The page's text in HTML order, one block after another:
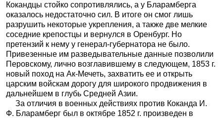
Кокандцы стойко сопротивлялись, а у Бларамберга
оказалось недостаточно сил. В итоге он смог лишь
разрушить некоторые укрепления, а также две мелкие
соседние крепостцы и вернулся в Оренбург. Но
претензий к нему у генерал-губернатора не было.
Привезенные им разведывательные данные позволили
Перовскому, лично возглавившему в следующем, 1853 г.
новый поход на Ак-Мечеть, захватить ее и открыть
царским войскам дорогу для широкого продвижения в
дальнейшем в глубь Средней Азии.
За отличия в военных действиях против Коканда И.
Ф. Бларамберг был в октябре 1852 г. произведен в